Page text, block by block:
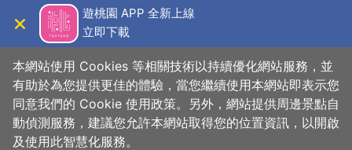
主
遊桃園 APP 全新上線
立即下載
首頁 > 想去的地方 > 住宿 > 旅館與民宿
彩藤民宿
本網站使用 Cookies 等相關技術以持續優化網站服務，並
有助於為您提供更佳的體驗，當您繼續使用本網站即表示您
同意我們的 Cookie 使用政策。另外，網站提供周邊景點自
動偵測服務，建議您允許本網站取得您的位置資訊，以開啟
及使用此智慧化服務。